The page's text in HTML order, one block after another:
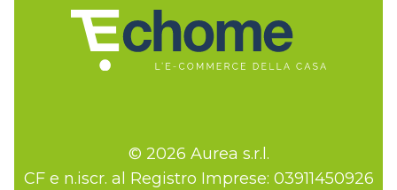
© 2026 Aurea s.r.l.
CF e n.iscr. al Registro Imprese: 03911450926